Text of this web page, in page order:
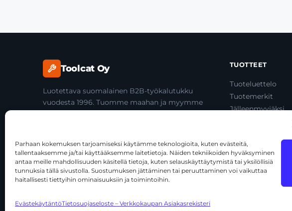
Parhaan kokemuksen tarjoamiseksi käytämme teknologioita, kuten evästeitä,
tallentaaksemme ja/tai käyttääksemme laitetietoja. Näiden tekniikoiden hyväksyminen
antaa meille mahdollisuuden käsitellä tietoja, kuten selauskäyttäytymistä tai yksilöllisiä
tunnuksia tällä sivustolla. Suostumuksen jättäminen tai peruuttaminen voi vaikuttaa
haitallisesti tiettyihin ominaisuuksiin ja toimintoihin.
EvästekäytäntöTietosuojaseloste – Verkkokaupan Asiakasrekisteri
Toolcat Oy
Luotettava suomalainen B2B-työkalutukku
vuodesta 1996. Tuomme maahan ja myymme
TUOTTEET
Tuoteluettelo
Tuotemerkit
Jälleenmyyjäksi
© 2026 Toolcat Oy · Y-tunnus 1059567-7 · Kalustetie 1, 01720 Vantaa